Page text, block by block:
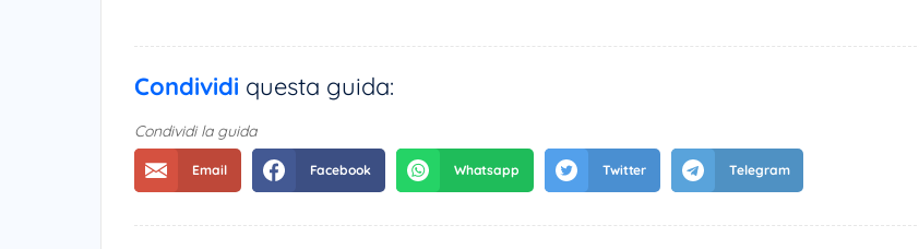
Condividi questa guida:
Condividi la guida